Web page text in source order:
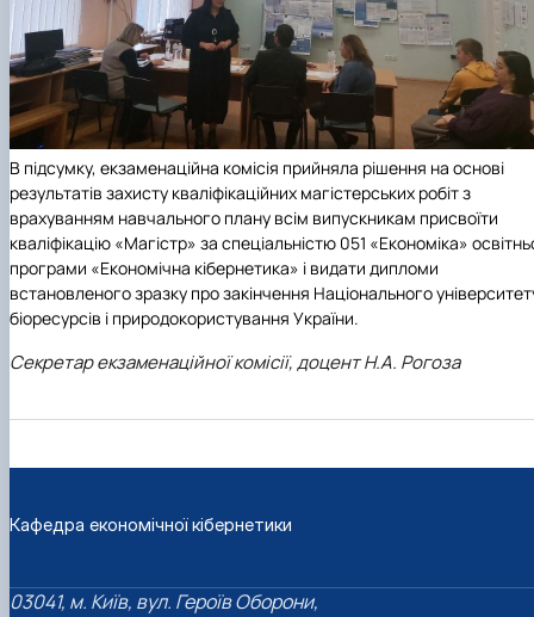
В підсумку, екзаменаційна комісія прийняла рішення на основі
результатів захисту кваліфікаційних магістерських робіт з
врахуванням навчального плану всім випускникам присвоїти
кваліфікацію «Магістр» за спеціальністю 051 «Економіка»
програми «Економічна кібернетика» і видати дипломи
встановленого зразку про закінчення Національного
біоресурсів і природокористування України.
Секретар екзаменаційної комісії, доцент Н.А. Рогоза
Кафедра економічної кібернетики
03041, м. Київ, вул. Героїв Оборони,